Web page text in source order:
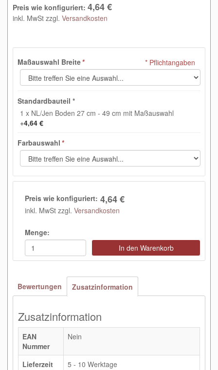
Preis wie konfiguriert: 4,64 €
inkl. MwSt zzgl. Versandkosten
Maßauswahl Breite*
Standardbauteil *
1 x NL/Jen Boden 27 cm - 49 cm mit Maßauswahl
+4,64 €
Farbauswahl *
* Pflichtangaben
Preis wie konfiguriert: 4,64 €
inkl. MwSt zzgl. Versandkosten
Menge:
In den Warenkorb
Bewertungen Zusatzinformation
Zusatzinformation
EAN
Nummer
Nein
Lieferzeit 5 - 10 Werktage